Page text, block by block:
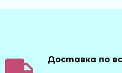
Доставка по